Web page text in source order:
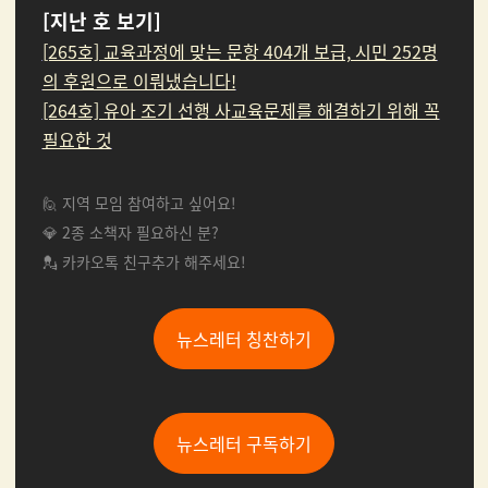
[지난 호 보기]
[265호] 교육과정에 맞는 문항 404개 보급, 시민 252명
의 후원으로 이뤄냈습니다!
[264호] 유아 조기 선행 사교육문제를 해결하기 위해 꼭
필요한 것
🙋 지역 모임 참여하고 싶어요!
💎 2종 소책자 필요하신 분?
💂 카카오톡 친구추가 해주세요!
뉴스레터 칭찬하기
뉴스레터 구독하기